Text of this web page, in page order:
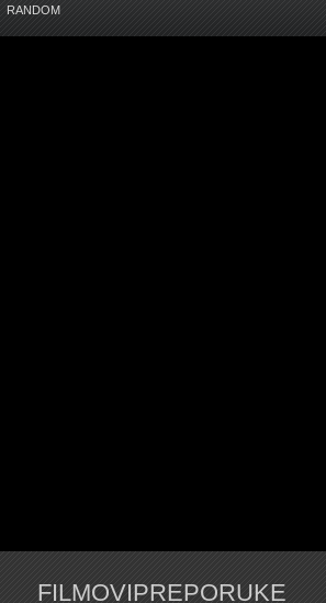
RANDOM
FILMOVIPREPORUKE